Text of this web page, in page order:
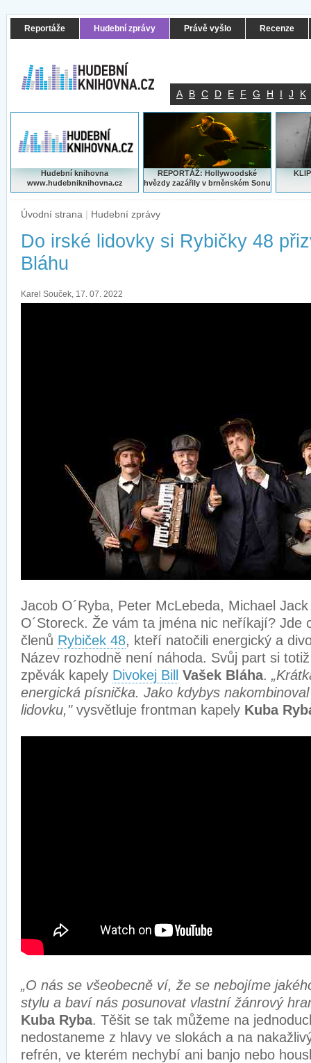
Reportáže Hudební zprávy Právě vyšlo Recenze
A B C D E F G H I J K
Hudební knihovna
www.hudebniknihovna.cz
REPORTÁŽ: Hollywoodské
hvězdy zazářily v brněnském Sonu
Úvodní strana | Hudební zprávy
Do irské lidovky si Rybičky 48
Bláhu
Karel Souček, 17. 07. 2022
Jacob O´Ryba, Peter McLebeda, Michael
O´Storeck. Že vám ta jména nic neříkají? Jde
členů Rybiček 48, kteří natočili energický a
Název rozhodně není náhoda. Svůj part si
zpěvák kapely Divokej Bill Vašek Bláha.
energická písnička. Jako kdybys
lidovku,"vysvětluje frontman kapely Kuba
„O nás se všeobecně ví, že se nebojíme
stylu a baví nás posunovat vlastní žánrový
Kuba Ryba. Těšit se tak můžeme na
nedostaneme z hlavy ve slokách a na
refrén, ve kterém nechybí ani banjo nebo